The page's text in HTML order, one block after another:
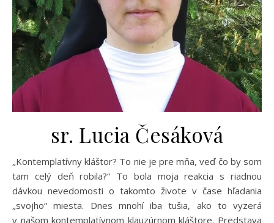
sr. Lucia Česáková
„Kontemplatívny kláštor? To nie je pre mňa, veď čo by som
tam celý deň robila?“ To bola moja reakcia s riadnou
dávkou nevedomosti o takomto živote v čase hľadania
„svojho“ miesta. Dnes mnohí iba tušia, ako to vyzerá
v našom kontemplatívnom klauzúrnom kláštore. Predstava